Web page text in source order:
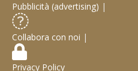
Pubblicità (advertising) |
Collabora con noi |
Privacy Policy